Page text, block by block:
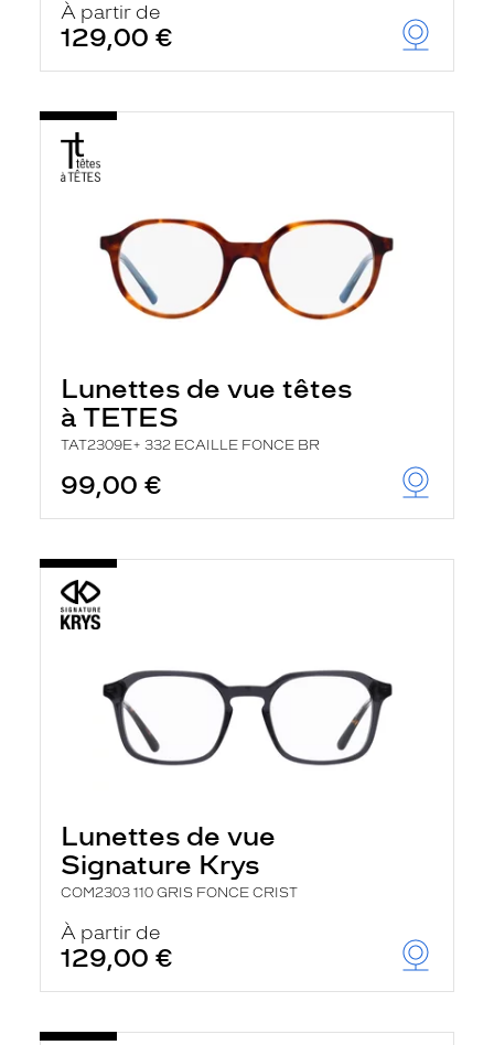
À partir de
129,00 €
Lunettes de vue têtes
à TETES
TAT2309E+ 332 ECAILLE FONCE BR
99,00 €
Lunettes de vue
Signature Krys
COM2303 110 GRIS FONCE CRIST
À partir de
129,00 €